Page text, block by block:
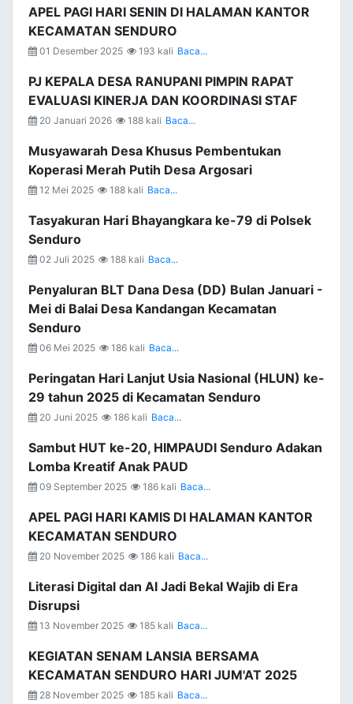
APEL PAGI HARI SENIN DI HALAMAN KANTOR
KECAMATAN SENDURO
01 Desember 2025 193 kali Baca...
PJ KEPALA DESA RANUPANI PIMPIN RAPAT
EVALUASI KINERJA DAN KOORDINASI STAF
20 Januari 2026 188 kali Baca...
Musyawarah Desa Khusus Pembentukan
Koperasi Merah Putih Desa Argosari
12 Mei 2025 188 kali Baca...
Tasyakuran Hari Bhayangkara ke-79 di Polsek
Senduro
02 Juli 2025 188 kali Baca...
Penyaluran BLT Dana Desa (DD) Bulan Januari -
Mei di Balai Desa Kandangan Kecamatan
Senduro
06 Mei 2025 186 kali Baca...
Peringatan Hari Lanjut Usia Nasional (HLUN) ke-
29 tahun 2025 di Kecamatan Senduro
20 Juni 2025 186 kali Baca...
Sambut HUT ke-20, HIMPAUDI Senduro Adakan
Lomba Kreatif Anak PAUD
09 September 2025 186 kali Baca...
APEL PAGI HARI KAMIS DI HALAMAN KANTOR
KECAMATAN SENDURO
20 November 2025 186 kali Baca...
Literasi Digital dan AI Jadi Bekal Wajib di Era
Disrupsi
13 November 2025 185 kali Baca...
KEGIATAN SENAM LANSIA BERSAMA
KECAMATAN SENDURO HARI JUM'AT 2025
28 November 2025 185 kali Baca...